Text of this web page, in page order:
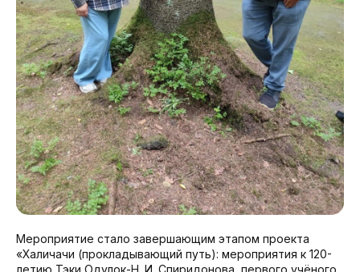
Мероприятие стало завершающим этапом проекта
«Халичачи (прокладывающий путь): мероприятия к 120-
летию Тэки Одулок-Н. И. Спиридонова, первого учёного,